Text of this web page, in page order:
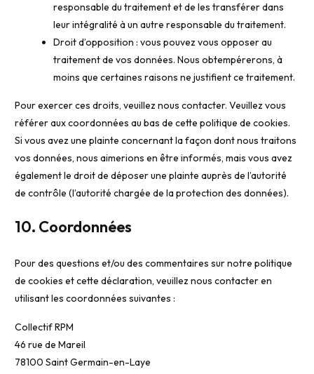
responsable du traitement et de les transférer dans
leur intégralité à un autre responsable du traitement.
Droit d’opposition : vous pouvez vous opposer au
traitement de vos données. Nous obtempérerons, à
moins que certaines raisons ne justifient ce traitement.
Pour exercer ces droits, veuillez nous contacter. Veuillez vous
référer aux coordonnées au bas de cette politique de cookies.
Si vous avez une plainte concernant la façon dont nous traitons
vos données, nous aimerions en être informés, mais vous avez
également le droit de déposer une plainte auprès de l’autorité
de contrôle (l’autorité chargée de la protection des données).
10. Coordonnées
Pour des questions et/ou des commentaires sur notre politique
de cookies et cette déclaration, veuillez nous contacter en
utilisant les coordonnées suivantes :
Collectif RPM
46 rue de Mareil
78100 Saint Germain-en-Laye